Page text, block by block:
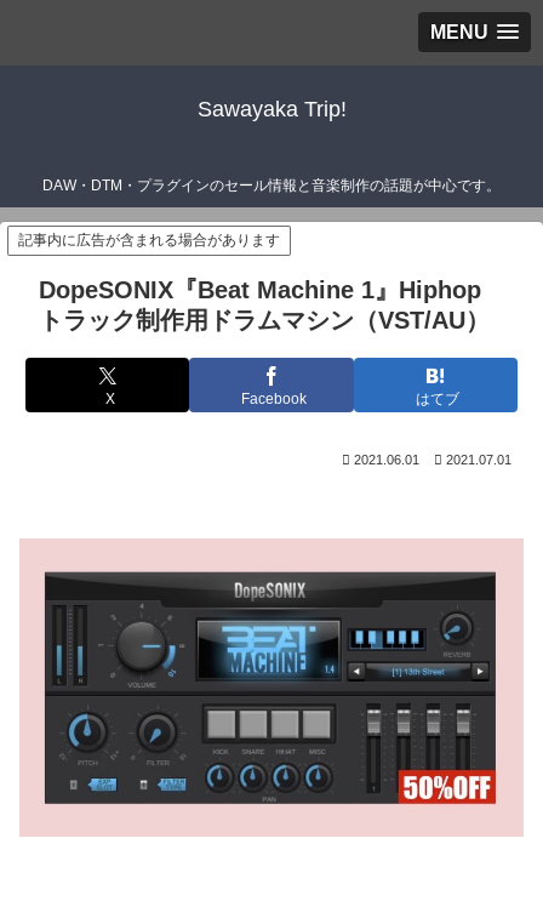
MENU
Sawayaka Trip!
DAW・DTM・プラグインのセール情報と音楽制作の話題が中心です。
記事内に広告が含まれる場合があります
DopeSONIX『Beat Machine 1』Hiphop
トラック制作用ドラムマシン（VST/AU）
X Facebook はてブ
2021.06.01 2021.07.01